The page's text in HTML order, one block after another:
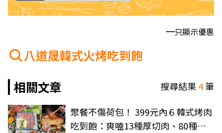
只顯示優惠
八道晟韓式火烤吃到飽
相關文章
搜尋結果4筆
聚餐不傷荷包！ 399元內６韓式烤肉
吃到飽：爽嗑13種厚切肉、80種海